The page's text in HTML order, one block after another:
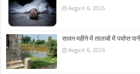
August 6, 2026
सावन महीने में तालाबों में पर्याप्त
August 6, 2026